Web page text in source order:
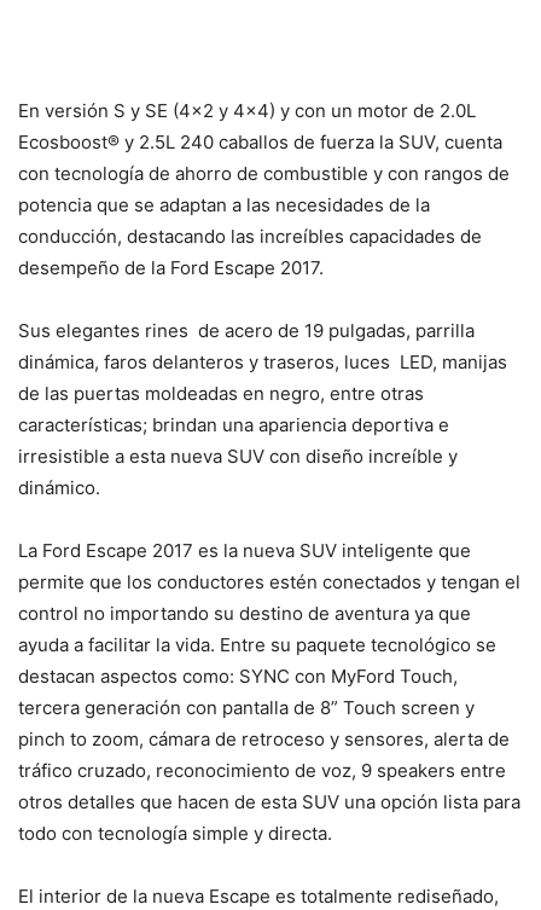
En versión S y SE (4×2 y 4×4) y con un motor de 2.0L
Ecosboost® y 2.5L 240 caballos de fuerza la SUV, cuenta
con tecnología de ahorro de combustible y con rangos de
potencia que se adaptan a las necesidades de la
conducción, destacando las increíbles capacidades de
desempeño de la Ford Escape 2017.
Sus elegantes rines de acero de 19 pulgadas, parrilla
dinámica, faros delanteros y traseros, luces LED, manijas
de las puertas moldeadas en negro, entre otras
características; brindan una apariencia deportiva e
irresistible a esta nueva SUV con diseño increíble y
dinámico.
La Ford Escape 2017 es la nueva SUV inteligente que
permite que los conductores estén conectados y tengan el
control no importando su destino de aventura ya que
ayuda a facilitar la vida. Entre su paquete tecnológico se
destacan aspectos como: SYNC con MyFord Touch,
tercera generación con pantalla de 8” Touch screen y
pinch to zoom, cámara de retroceso y sensores, alerta de
tráfico cruzado, reconocimiento de voz, 9 speakers entre
otros detalles que hacen de esta SUV una opción lista para
todo con tecnología simple y directa.
El interior de la nueva Escape es totalmente rediseñado,